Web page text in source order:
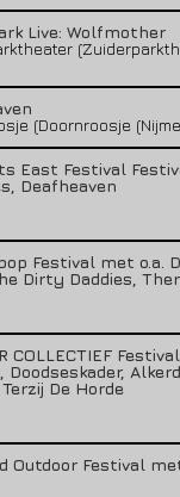
Live: Wolfmother
(Doornroosje
East Festival
Deafheaven
Festival met o.a.
Dirty Daddies,
COLLECTIEF
Doodseskader,
De Horde
Outdoor Festival